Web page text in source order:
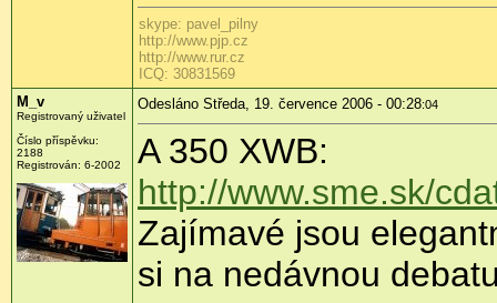
skype: pavel_pilny
http://www.pjp.cz
http://www.rur.cz
ICQ: 30831569
M_v
Registrovaný uživatel
Číslo příspěvku:
2188
Registrován: 6-2002
Odesláno Středa, 19. července 2006 - 00:28:04
A 350 XWB:
http://www.sme.sk/
Zajímavé jsou
si na nedávnou